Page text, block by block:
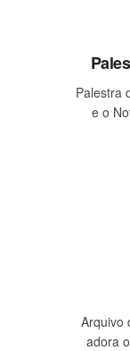
Palestra
e o
Arquivo
adora